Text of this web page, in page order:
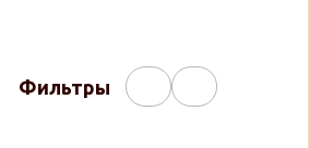
Фильтры